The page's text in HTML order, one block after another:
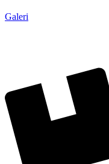
Galeri